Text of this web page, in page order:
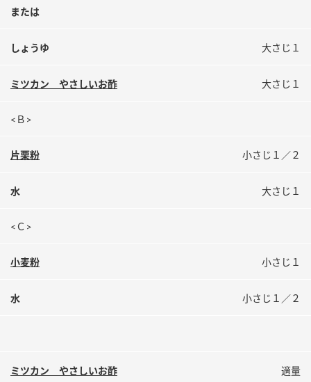
または
しょうゆ 大さじ１
ミツカン やさしいお酢 大さじ１
<Ｂ>
片栗粉 小さじ１／２
水 大さじ１
<Ｃ>
小麦粉 小さじ１
水 小さじ１／２
ミツカン やさしいお酢 適量